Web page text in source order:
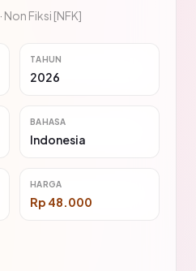
· Non Fiksi [NFK]
TAHUN
2026
BAHASA
Indonesia
HARGA
Rp 48.000